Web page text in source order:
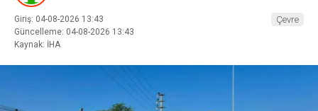
Giriş: 04-08-2026 13:43
Güncelleme: 04-08-2026 13:43
Kaynak: İHA
Çevre